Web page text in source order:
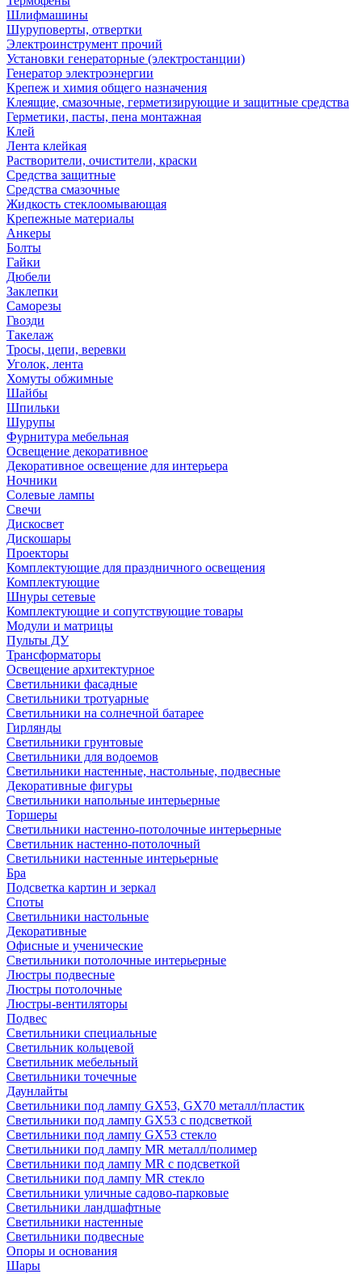
Шлифмашины
Шуруповерты, отвертки
Электроинструмент прочий
Установки генераторные (электростанции)
Генератор электроэнергии
Крепеж и химия общего назначения
Клеящие, смазочные, герметизирующие и защитные средства
Герметики, пасты, пена монтажная
Клей
Лента клейкая
Растворители, очистители, краски
Средства защитные
Средства смазочные
Жидкость стеклоомывающая
Крепежные материалы
Анкеры
Болты
Гайки
Дюбели
Заклепки
Саморезы
Гвозди
Такелаж
Тросы, цепи, веревки
Уголок, лента
Хомуты обжимные
Шайбы
Шпильки
Шурупы
Фурнитура мебельная
Освещение декоративное
Декоративное освещение для интерьера
Ночники
Солевые лампы
Свечи
Дискосвет
Дискошары
Проекторы
Комплектующие для праздничного освещения
Комплектующие
Шнуры сетевые
Комплектующие и сопутствующие товары
Модули и матрицы
Пульты ДУ
Трансформаторы
Освещение архитектурное
Светильники фасадные
Светильники тротуарные
Светильники на солнечной батарее
Гирлянды
Светильники грунтовые
Светильники для водоемов
Светильники настенные, настольные, подвесные
Декоративные фигуры
Светильники напольные интерьерные
Торшеры
Светильники настенно-потолочные интерьерные
Светильник настенно-потолочный
Светильники настенные интерьерные
Бра
Подсветка картин и зеркал
Споты
Светильники настольные
Декоративные
Офисные и ученические
Светильники потолочные интерьерные
Люстры подвесные
Люстры потолочные
Люстры-вентиляторы
Подвес
Светильники специальные
Светильник кольцевой
Светильник мебельный
Светильники точечные
Даунлайты
Светильники под лампу GX53, GX70 металл/пластик
Светильники под лампу GX53 с подсветкой
Светильники под лампу GX53 стекло
Светильники под лампу MR металл/полимер
Светильники под лампу MR с подсветкой
Светильники под лампу MR стекло
Светильники уличные садово-парковые
Светильники ландшафтные
Светильники настенные
Светильники подвесные
Опоры и основания
Шары